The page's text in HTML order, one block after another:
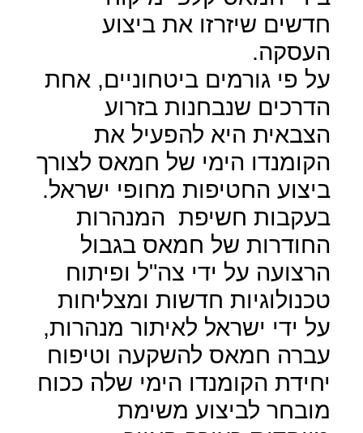
חדשים שיזרזו את ביצוע
העסקה.
על פי גורמים ביטחוניים, אחת
הדרכים שנבחנות בזרוע
הצבאית היא להפעיל את
הקומנדו הימי של חמאס לצורך
ביצוע החטיפות מחופי ישראל.
בעקבות חשיפת המנהרות
החודרות של חמאס בגבול
הרצועה על ידי צה"ל ופיתוח
טכנולוגיות חדשות ומצליחות
על ידי ישראל לאיתור מנהרות,
עברה חמאס להשקעה וטיפוח
יחידת הקומנדו הימי שלה ככוח
מובחר לביצוע משימת